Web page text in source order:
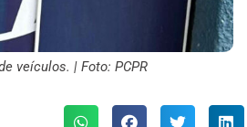
veículos. | Foto: PCPR